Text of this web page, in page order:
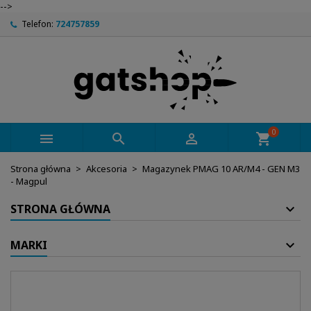
-->
Telefon: 724757859
   shopping_cart0
Strona główna Akcesoria
Magazynek PMAG 10 AR/M4 - GEN M3
- Magpul
STRONA GŁÓWNA
MARKI